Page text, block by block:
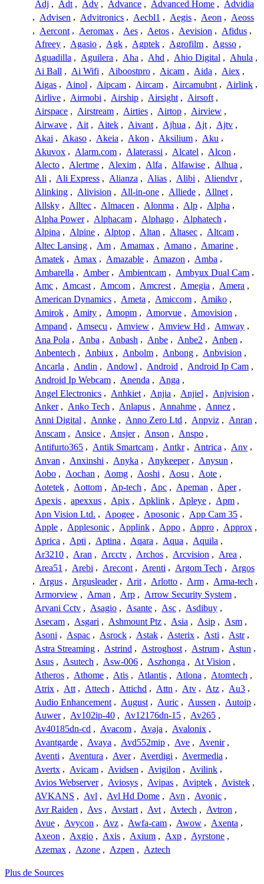
Adj , Adt , Adv , Advance , Advanced Home , Advidia
, Advisen , Advitronics , Aecbl1 , Aegis , Aeon , Aeoss
, Aercont , Aeromax , Aes , Aetos , Aevision , Afidus ,
Afreey , Agasio , Agk , Agptek , Agrofilm , Agsso ,
Aguadilla , Aguilera , Aha , Ahd , Ahio Digital , Ahula ,
Ai Ball , Ai Wifi , Aiboostpro , Aicam , Aida , Aiex ,
Aigas , Ainol , Aipcam , Aircam , Aircamubnt , Airlink ,
Airlive , Airmobi , Airship , Airsight , Airsoft ,
Airspace , Airstream , Airties , Airtop , Airview ,
Airwave , Ait , Aitek , Aivant , Ajhua , Ajt , Ajtv ,
Akai , Akaso , Akeia , Akon , Aksilium , Aku ,
Akuvox , Alarm.com , Alaterassi , Alcatel , Alcon ,
Alecto , Alertme , Alexim , Alfa , Alfawise , Alhua ,
Ali , Ali Express , Alianza , Alias , Alibi , Aliendvr ,
Alinking , Alivision , All-in-one , Alliede , Allnet ,
Allsky , Alltec , Almacen , Alonma , Alp , Alpha ,
Alpha Power , Alphacam , Alphago , Alphatech ,
Alpina , Alpine , Alptop , Altan , Altasec , Altcam ,
Altec Lansing , Am , Amamax , Amano , Amarine ,
Amatek , Amax , Amazable , Amazon , Amba ,
Ambarella , Amber , Ambientcam , Ambyux Dual Cam ,
Amc , Amcast , Amcom , Amcrest , Amegia , Amera ,
American Dynamics , Ameta , Amiccom , Amiko ,
Amirok , Amity , Amopm , Amorvue , Amovision ,
Ampand , Amsecu , Amview , Amview Hd , Amway ,
Ana Pola , Anba , Anbash , Anbe , Anbe2 , Anben ,
Anbentech , Anbiux , Anbolm , Anbong , Anbvision ,
Ancarla , Andin , Andowl , Android , Android Ip Cam ,
Android Ip Webcam , Anenda , Anga ,
Angel Electronics , Anhkiet , Anjia , Anjiel , Anjvision ,
Anker , Anko Tech , Anlapus , Annahme , Annez ,
Anni Digital , Annke , Anno Zero Ltd , Anpviz , Anran ,
Anscam , Ansice , Ansjer , Anson , Anspo ,
Antifurto365 , Antik Smartcam , Antkr , Antrica , Anv ,
Anvan , Anxinshi , Anyka , Anykeeper , Anysun ,
Aobo , Aochan , Aomg , Aoshi , Aosu , Aote ,
Aotetek , Aottom , Ap-tech , Apc , Apeman , Aper ,
Apexis , apexxus , Apix , Apklink , Apleye , Apm ,
Apn Vision Ltd. , Apogee , Aposonic , App Cam 35 ,
Apple , Applesonic , Applink , Appo , Appro , Approx ,
Aprica , Apti , Aptina , Aqara , Aqua , Aquila ,
Ar3210 , Aran , Arcctv , Archos , Arcvision , Area ,
Area51 , Arebi , Arecont , Arenti , Argom Tech , Argos
, Argus , Argusleader , Arit , Arlotto , Arm , Arma-tech ,
Armorview , Arnan , Arp , Arrow Security System ,
Arvani Cctv , Asagio , Asante , Asc , Asdibuy ,
Asecam , Asgari , Ashmount Ptz , Asia , Asip , Asm ,
Asoni , Aspac , Asrock , Astak , Asterix , Asti , Astr ,
Astra Streaming , Astrind , Astroghost , Astrum , Astun ,
Asus , Asutech , Asw-006 , Aszhonga , At Vision ,
Atheros , Athome , Atis , Atlantis , Atlona , Atomtech ,
Atrix , Att , Attech , Attichd , Attn , Atv , Atz , Au3 ,
Audio Enhancement , August , Auric , Aussen , Autoip ,
Auwer , Av102ip-40 , Av12176dn-15 , Av265 ,
Av40185dn-cd , Avacom , Avaja , Avalonix ,
Avantgarde , Avaya , Avd552mip , Ave , Avenir ,
Aventi , Aventura , Aver , Averdigi , Avermedia ,
Avertx , Avicam , Avidsen , Avigilon , Avilink ,
Avios Webserver , Aviosys , Avipas , Aviptek , Avistek ,
AVKANS , Avl , Avl Hd Dome , Avn , Avonic ,
Avr Raiden , Avs , Avstart , Avt , Avtech , Avtron ,
Avue , Avycon , Avz , Awfa-cam , Awow , Axenta ,
Axeon , Axgio , Axis , Axium , Axp , Ayrstone ,
Azemax , Azone , Azpen , Aztech
Plus de Sources